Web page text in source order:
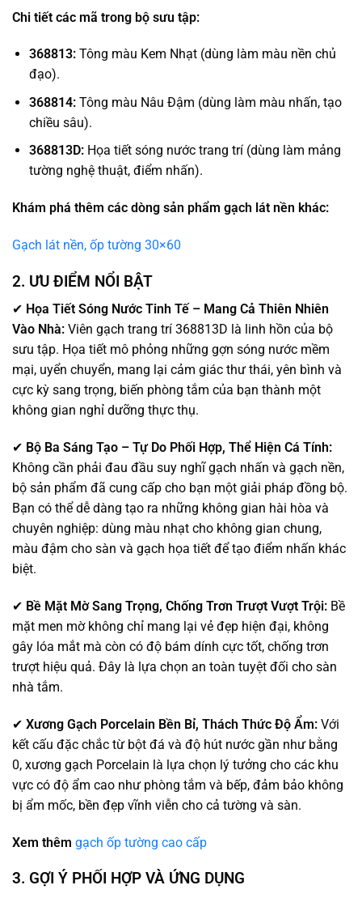
Chi tiết các mã trong bộ sưu tập:
368813:Tông màu Kem Nhạt (dùng làm màu nền chủ
đạo).
368814:Tông màu Nâu Đậm (dùng làm màu nhấn, tạo
chiều sâu).
368813D:Họa tiết sóng nước trang trí (dùng làm mảng
tường nghệ thuật, điểm nhấn).
Khám phá thêm các dòng sản phẩm gạch lát nền khác:
Gạch lát nền, ốp tường 30×60
2. ƯU ĐIỂM NỔI BẬT
✔ Họa Tiết Sóng Nước Tinh Tế – Mang Cả Thiên Nhiên
Vào Nhà: Viên gạch trang trí 368813D là linh hồn của bộ
sưu tập. Họa tiết mô phỏng những gợn sóng nước mềm
mại, uyển chuyển, mang lại cảm giác thư thái, yên bình và
cực kỳ sang trọng, biến phòng tắm của bạn thành một
không gian nghỉ dưỡng thực thụ.
✔ Bộ Ba Sáng Tạo – Tự Do Phối Hợp, Thể Hiện Cá Tính:
Không cần phải đau đầu suy nghĩ gạch nhấn và gạch nền,
bộ sản phẩm đã cung cấp cho bạn một giải pháp đồng bộ.
Bạn có thể dễ dàng tạo ra những không gian hài hòa và
chuyên nghiệp: dùng màu nhạt cho không gian chung,
màu đậm cho sàn và gạch họa tiết để tạo điểm nhấn khác
biệt.
✔ Bề Mặt Mờ Sang Trọng, Chống Trơn Trượt Vượt Trội: Bề
mặt men mờ không chỉ mang lại vẻ đẹp hiện đại, không
gây lóa mắt mà còn có độ bám dính cực tốt, chống trơn
trượt hiệu quả. Đây là lựa chọn an toàn tuyệt đối cho sàn
nhà tắm.
✔ Xương Gạch Porcelain Bền Bỉ, Thách Thức Độ Ẩm: Với
kết cấu đặc chắc từ bột đá và độ hút nước gần như bằng
0, xương gạch Porcelain là lựa chọn lý tưởng cho các khu
vực có độ ẩm cao như phòng tắm và bếp, đảm bảo không
bị ẩm mốc, bền đẹp vĩnh viễn cho cả tường và sàn.
Xem thêm gạch ốp tường cao cấp
3. GỢI Ý PHỐI HỢP VÀ ỨNG DỤNG